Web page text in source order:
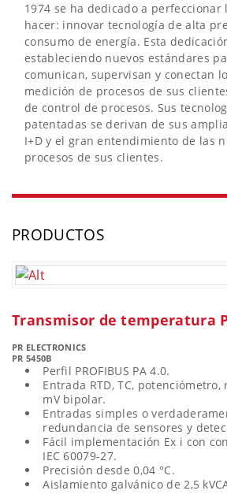
1974 se ha dedicado a perfeccionar
hacer: innovar tecnología de alta
consumo de energía. Esta
estableciendo nuevos estándares
comunican, supervisan y conectan
medición de procesos de sus
de control de procesos. Sus
patentadas se derivan de sus
I+D y el gran entendimiento de las
procesos de sus clientes.
PRODUCTOS
Transmisor de temperatura
PR ELECTRONICS
PR 5450B
Perfil PROFIBUS PA 4.0.
Entrada RTD, TC,
mV bipolar.
Entradas simples o
redundancia de sensores y
Fácil implementación Ex i con
IEC 60079-27.
Precisión desde 0,04 °C.
Aislamiento galvánico de 2,5